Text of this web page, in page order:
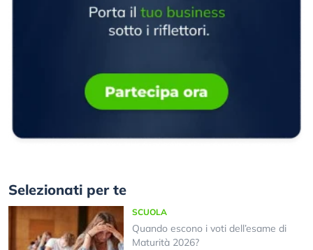
Selezionati per te
SCUOLA
Quando escono i voti dell’esame di
Maturità 2026?